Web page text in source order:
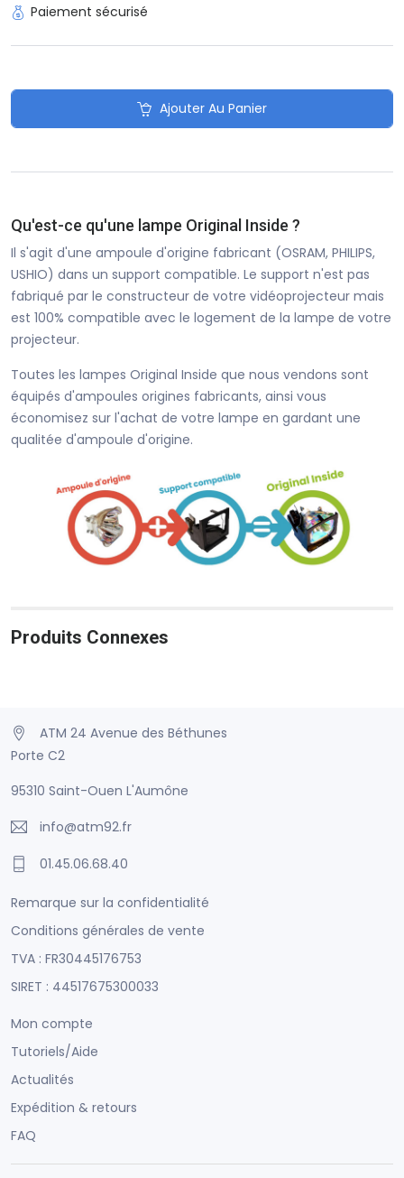
Paiement sécurisé
Ajouter Au Panier
Qu'est-ce qu'une lampe Original Inside ?
Il s'agit d'une ampoule d'origine fabricant (OSRAM, PHILIPS,
USHIO) dans un support compatible. Le support n'est pas
fabriqué par le constructeur de votre vidéoprojecteur mais
est 100% compatible avec le logement de la lampe de votre
projecteur.
Toutes les lampes Original Inside que nous vendons sont
équipés d'ampoules origines fabricants, ainsi vous
économisez sur l'achat de votre lampe en gardant une
qualitée d'ampoule d'origine.
Produits Connexes
ATM 24 Avenue des Béthunes
Porte C2
95310 Saint-Ouen L'Aumône
info@atm92.fr
01.45.06.68.40
Remarque sur la confidentialité
Conditions générales de vente
TVA : FR30445176753
SIRET : 44517675300033
Mon compte
Tutoriels/Aide
Actualités
Expédition & retours
FAQ